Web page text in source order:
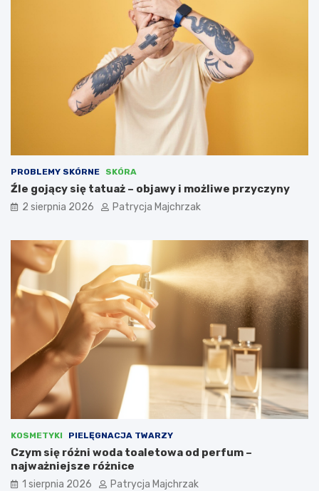
PROBLEMY SKÓRNE SKÓRA
Źle gojący się tatuaż – objawy i możliwe przyczyny
2 sierpnia 2026 Patrycja Majchrzak
KOSMETYKI PIELĘGNACJA TWARZY
Czym się różni woda toaletowa od perfum –
najważniejsze różnice
1 sierpnia 2026 Patrycja Majchrzak